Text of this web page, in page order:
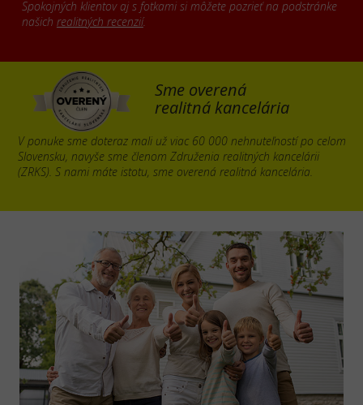
Spokojných klientov aj s fotkami si môžete pozrieť na podstránke
našich realitných recenzií.
Sme overená
realitná kancelária
V ponuke sme doteraz mali už viac 60 000 nehnuteľností po celom
Slovensku, navyše sme členom Združenia realitných kancelárii
(ZRKS). S nami máte istotu, sme overená realitná kancelária.